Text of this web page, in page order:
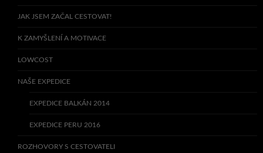
JAK JSEM ZAČAL CESTOVAT!
K ZAMYŠLENÍ A MOTIVACE
LOWCOST
NAŠE EXPEDICE
EXPEDICE BALKÁN 2014
EXPEDICE PERU 2016
ROZHOVORY S CESTOVATELI